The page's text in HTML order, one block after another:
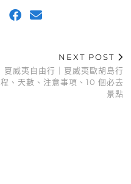
NEXT POST
夏威夷自由行｜夏威夷歐胡島行
程、天數、注意事項、10 個必去
景點